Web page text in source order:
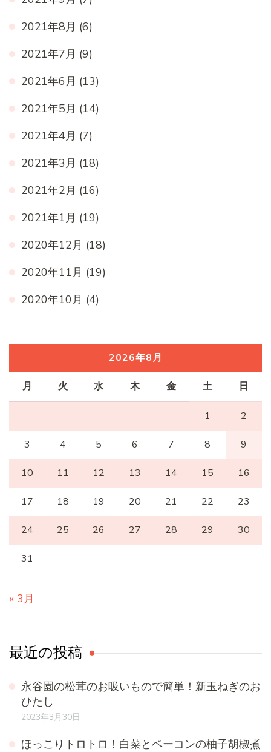
2021年8月 (6)
2021年7月 (9)
2021年6月 (13)
2021年5月 (14)
2021年4月 (7)
2021年3月 (18)
2021年2月 (16)
2021年1月 (19)
2020年12月 (18)
2020年11月 (19)
2020年10月 (4)
2026年8月
月 火 水 木 金 土 日
1 2
3 4 5 6 7 8 9
10 11 12 13 14 15 16
17 18 19 20 21 22 23
24 25 26 27 28 29 30
31
« 3月
最近の投稿
永谷園の松茸のお吸いもので簡単！新玉ねぎのお
ひたし
2023年3月30日
ほっこりトロトロ！白菜とベーコンの柚子胡椒煮